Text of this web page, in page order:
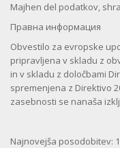
Majhen del podatkov,
Правна информация
Obvestilo za evropske
pripravljena v skladu z
in v skladu z določbami
spremenjena z Direktivo
zasebnosti se nanaša
Najnovejša posodobitev: